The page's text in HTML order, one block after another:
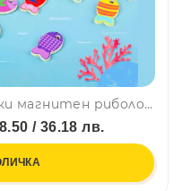
Дървен двустранен детски магнитен риболов РИБКИ С БУКВИ И ЦИФРИ с въдичка, щипка и кукичка🐠🐟 WD32
/ 36.18 лв.